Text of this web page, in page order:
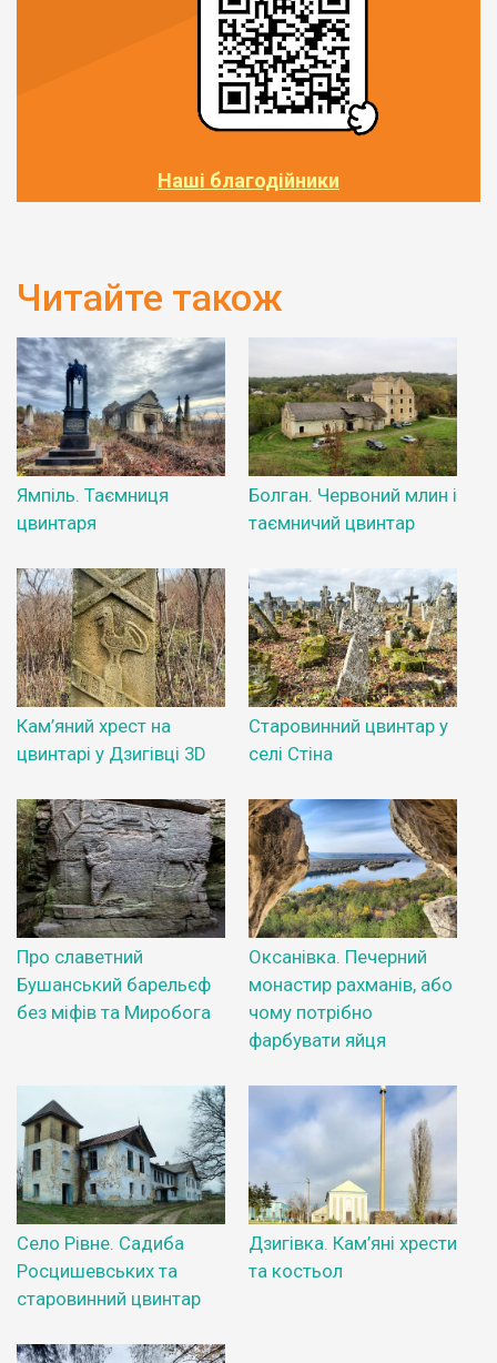
Наші благодійники
Читайте також
Ямпіль. Таємниця
цвинтаря
Болган. Червоний млин і
таємничий цвинтар
Кам’яний хрест на
цвинтарі у Дзигівці 3D
Старовинний цвинтар у
селі Стіна
Про славетний
Бушанський барельєф
без міфів та Миробога
Оксанівка. Печерний
монастир рахманів, або
чому потрібно
фарбувати яйця
Село Рівне. Садиба
Росцишевських та
старовинний цвинтар
Дзигівка. Кам’яні хрести
та костьол